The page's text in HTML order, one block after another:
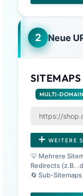
2 Neue
SITEMAPS
MULTI-
➕ WEITERE
💡 Mehrere
Redirects (z.B.
🔄 Sub-